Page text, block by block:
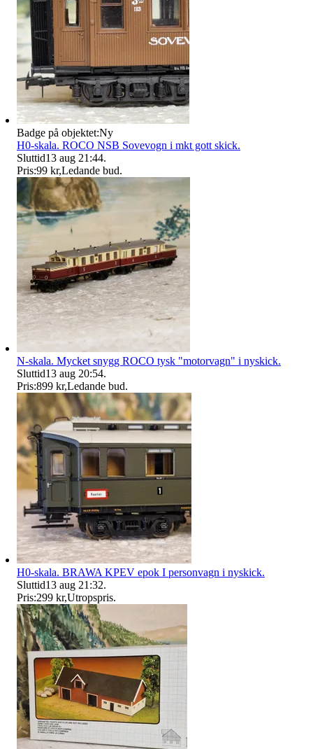
Badge på objektet:Ny
H0-skala. ROCO NSB Sovevogn i mkt gott skick.
Sluttid13 aug 21:44.
Pris:99 kr,Ledande bud.
N-skala. Mycket snygg ROCO tysk "motorvagn" i nyskick.
Sluttid13 aug 20:54.
Pris:899 kr,Ledande bud.
H0-skala. BRAWA KPEV epok I personvagn i nyskick.
Sluttid13 aug 21:32.
Pris:299 kr,Utropspris.